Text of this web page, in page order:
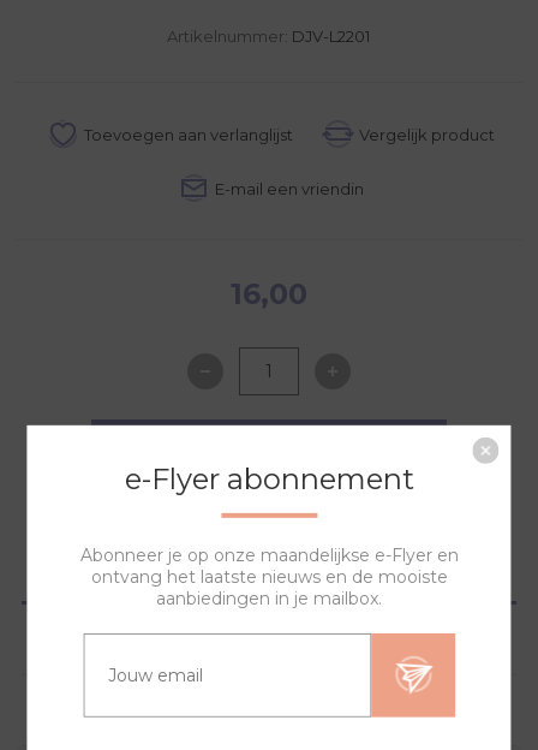
Artikelnummer: DJV-L2201
16,00
OVERZICHT
SPECIFICATIES
VRAGEN?
e-Flyer abonnement
Abonneer je op onze maandelijkse e-Flyer en
ontvang het laatste nieuws en de mooiste
aanbiedingen in je mailbox.